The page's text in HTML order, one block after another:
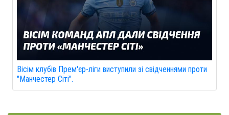
Вісім клубів Прем'єр-ліги виступили зі свідченнями проти
"Манчестер Сіті".